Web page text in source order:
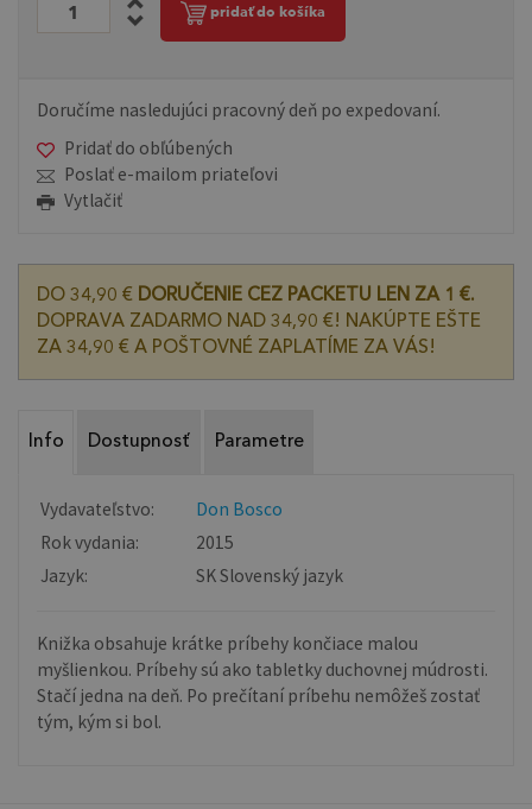
pridať do košíka
Doručíme nasledujúci pracovný deň po expedovaní.
Pridať do obľúbených
Poslať e-mailom priateľovi
Vytlačiť
DO 34,90 € DORUČENIE CEZ PACKETU LEN ZA 1 €.
DOPRAVA ZADARMO NAD 34,90 €! NAKÚPTE EŠTE
ZA 34,90 € A POŠTOVNÉ ZAPLATÍME ZA VÁS!
Info Dostupnosť Parametre
Vydavateľstvo:
Don Bosco
Rok vydania:
2015
Jazyk:
SK Slovenský jazyk
Knižka obsahuje krátke príbehy končiace malou
myšlienkou. Príbehy sú ako tabletky duchovnej múdrosti.
Stačí jedna na deň. Po prečítaní príbehu nemôžeš zostať
tým, kým si bol.